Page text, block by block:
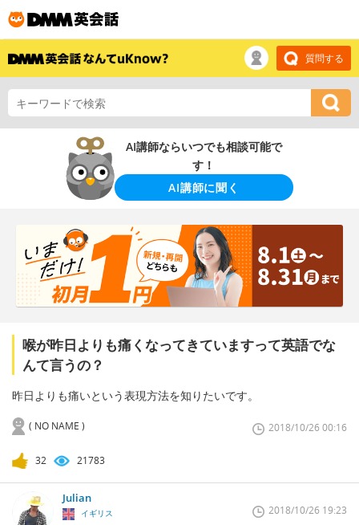
質問する
AI講師ならいつでも相談可能で
す！
AI講師に聞く
喉が昨日よりも痛くなってきていますって英語でな
んて言うの？
昨日よりも痛いという表現方法を知りたいです。
( NO NAME ) 2018/10/26 00:16
32 21783
Julian
イギリス 2018/10/26 19:23